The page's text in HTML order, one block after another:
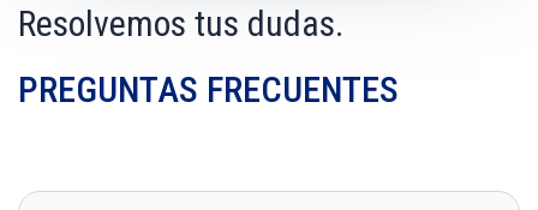
Resolvemos tus dudas.
PREGUNTAS FRECUENTES